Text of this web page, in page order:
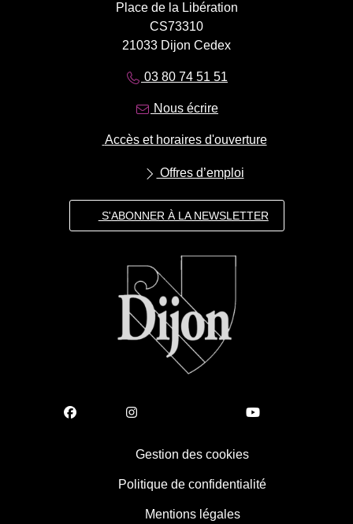
Place de la Libération
CS73310
21033 Dijon Cedex
03 80 74 51 51
Nous écrire
Accès et horaires d'ouverture
Offres d’emploi
S'ABONNER À LA NEWSLETTER
Gestion des cookies
Politique de confidentialité
Mentions légales